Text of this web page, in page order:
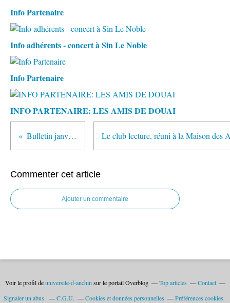
Info Partenaire
Info adhérents - concert à Sin Le Noble
Info Partenaire
INFO PARTENAIRE: LES AMIS DE DOUAI
Bulletin janvier mars 2024
Commenter cet article
Ajouter un commentaire
Voir le profil deuniversite-d-anchin sur le portail Overblog Top articles
Contact
Signaler un abus
C.G.U. Cookies et données personnelles Préférences cookies